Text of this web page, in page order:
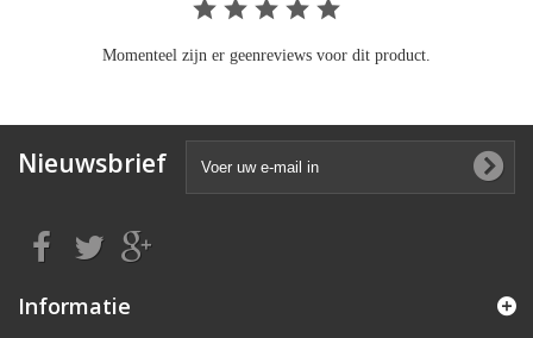
Momenteel zijn er geenreviews voor dit product.
Nieuwsbrief
Informatie